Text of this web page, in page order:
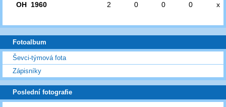
OH 1960 2 0 0 0 x
Fotoalbum
Ševci-týmová fota
Zápisníky
Poslední fotografie